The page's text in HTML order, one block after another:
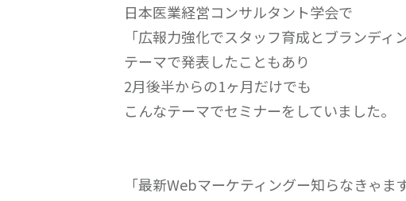
日本医業経営コンサルタント学会で
「広報力強化でスタッフ育成とブランディ
テーマで発表したこともあり
2月後半からの1ヶ月だけでも
こんなテーマでセミナーをしていました。
「最新Webマーケティングー知らなきゃま